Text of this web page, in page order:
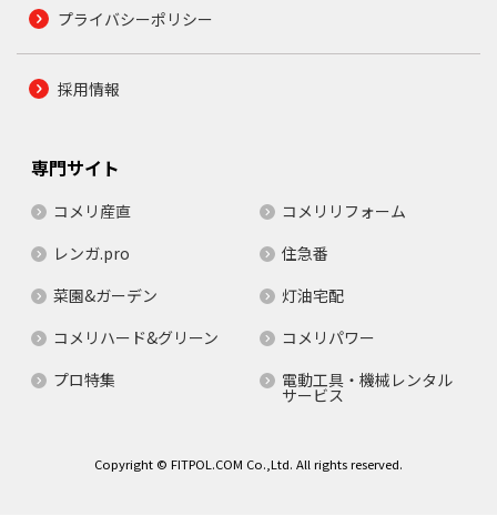
プライバシーポリシー
採用情報
専門サイト
コメリ産直
コメリリフォーム
レンガ.pro
住急番
菜園&ガーデン
灯油宅配
コメリハード&グリーン
コメリパワー
プロ特集
電動工具・機械レンタル
サービス
Copyright © FITPOL.COM Co.,Ltd. All rights reserved.